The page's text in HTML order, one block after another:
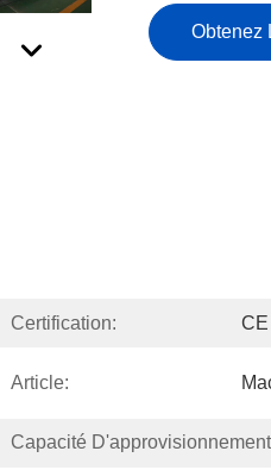
Obtenez
Certification: CE
Article:
Capacité